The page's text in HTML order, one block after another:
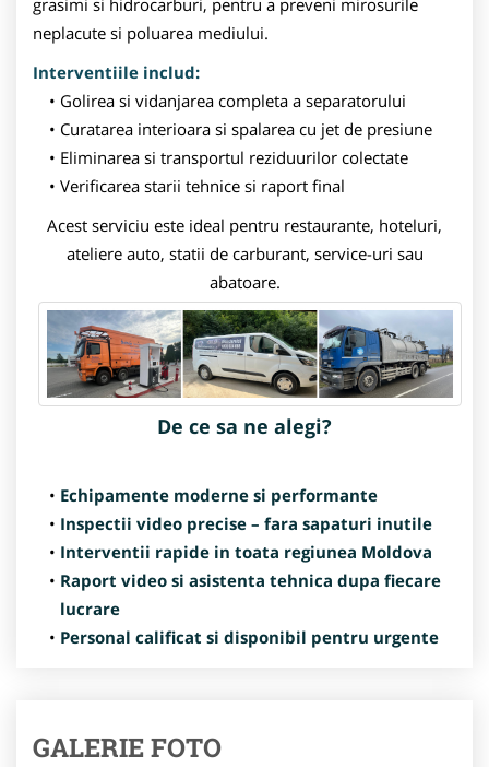
neplacute si poluarea mediului.
Interventiile includ:
Golirea si vidanjarea completa a separatorului
Curatarea interioara si spalarea cu jet de presiune
Eliminarea si transportul reziduurilor colectate
Verificarea starii tehnice si raport final
Acest serviciu este ideal pentru restaurante, hoteluri,
ateliere auto, statii de carburant, service-uri sau
abatoare.
De ce sa ne alegi?
Echipamente moderne si performante
Inspectii video precise – fara sapaturi inutile
Interventii rapide in toata regiunea Moldova
Raport video si asistenta tehnica dupa fiecare
lucrare
Personal calificat si disponibil pentru urgente
GALERIE FOTO